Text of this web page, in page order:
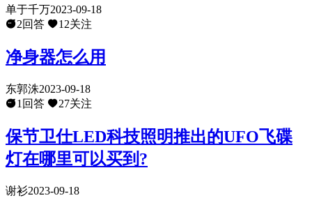
单于千万2023-09-18
2回答
12关注
净身器怎么用
东郭洙2023-09-18
1回答
27关注
保节卫仕LED科技照明推出的UFO飞碟
灯在哪里可以买到?
谢衫2023-09-18